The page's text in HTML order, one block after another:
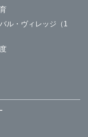
ル・ヴィレッジ（1